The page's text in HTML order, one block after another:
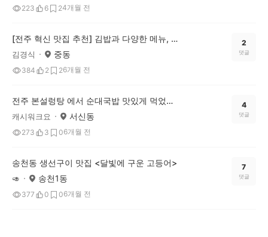
223 6 24개월 전
[전주 혁신 맛집 추천] 김밥과 다양한 메뉴, 한식뷔페 ‘달구리밥상’ 추천드려요
김경식 중동
384 2 26개월 전
2
댓글
전주 본설렁탕 에서 순대국밥 맛있게 먹었어요^^
캐시워크요 서신동
273 3 06개월 전
4
댓글
송천동 생선구이 맛집 <달빛에 구운 고등어>
🥑 송천1동
377 0 06개월 전
7
댓글